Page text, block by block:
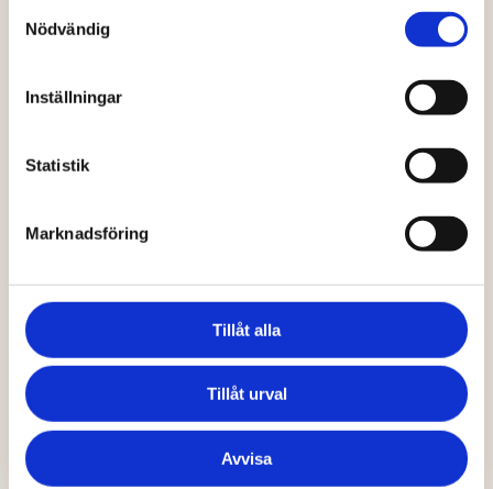
Nödvändig
Inställningar
Statistik
Marknadsföring
Tillåt alla
Tillåt urval
Avvisa
All